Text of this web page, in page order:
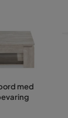
med